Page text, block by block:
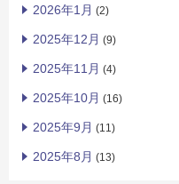
2026年1月 (2)
2025年12月 (9)
2025年11月 (4)
2025年10月 (16)
2025年9月 (11)
2025年8月 (13)